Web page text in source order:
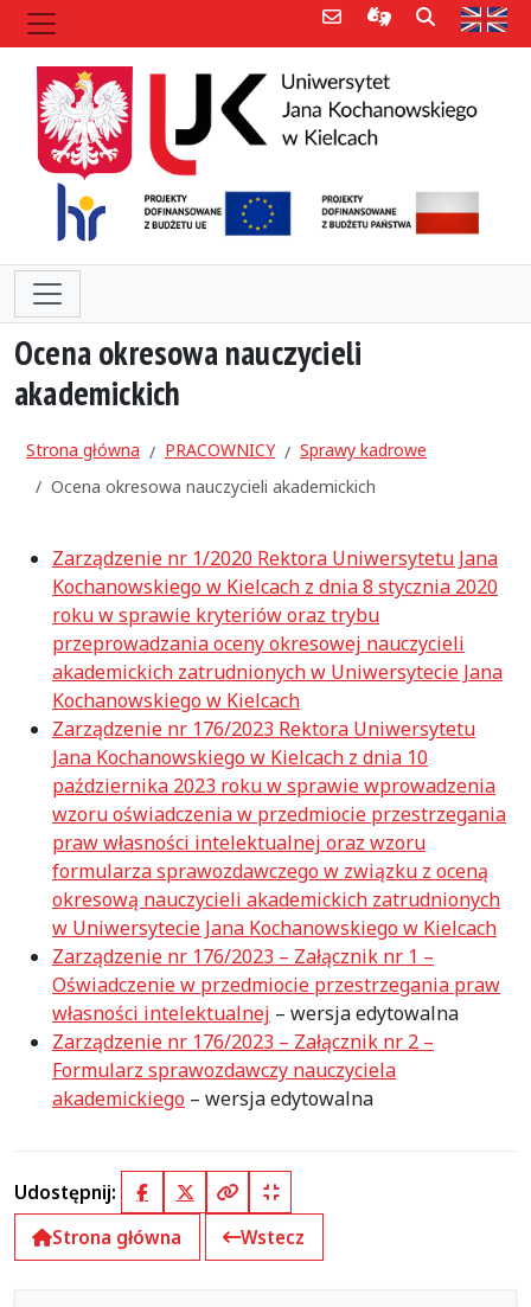
Poczta e-mailInformacje dla
Szukaj
Ocena okresowa nauczycieli
akademickich
Strona główna PRACOWNICY
Sprawy kadrowe
Ocena okresowa nauczycieli akademickich
Zarządzenie nr 1/2020 Rektora Uniwersytetu Jana
Kochanowskiego w Kielcach z dnia 8 stycznia 2020
roku w sprawie kryteriów oraz trybu
przeprowadzania oceny okresowej nauczycieli
akademickich zatrudnionych w Uniwersytecie Jana
Kochanowskiego w Kielcach
Zarządzenie nr 176/2023 Rektora Uniwersytetu
Jana Kochanowskiego w Kielcach z dnia 10
października 2023 roku w sprawie wprowadzenia
wzoru oświadczenia w przedmiocie przestrzegania
praw własności intelektualnej oraz wzoru
formularza sprawozdawczego w związku z oceną
okresową nauczycieli akademickich zatrudnionych
w Uniwersytecie Jana Kochanowskiego w Kielcach
Zarządzenie nr 176/2023 – Załącznik nr 1 –
Oświadczenie w przedmiocie przestrzegania praw
własności intelektualnej – wersja edytowalna
Zarządzenie nr 176/2023 – Załącznik nr 2 –
Formularz sprawozdawczy nauczyciela
akademickiego – wersja edytowalna
Udostępnij: FacebookX (Twitter)
Kopiuj pełny link
Kopiuj krótki link
Strona główna
Wstecz